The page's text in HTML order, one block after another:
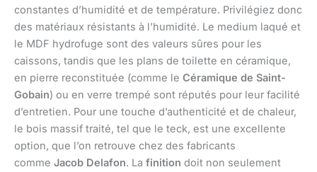
constantes d’humidité et de température. Privilégiez donc
des matériaux résistants à l’humidité. Le medium laqué et
le MDF hydrofuge sont des valeurs sûres pour les
caissons, tandis que les plans de toilette en céramique,
en pierre reconstituée (comme le Céramique de Saint-
Gobain) ou en verre trempé sont réputés pour leur facilité
d’entretien. Pour une touche d’authenticité et de chaleur,
le bois massif traité, tel que le teck, est une excellente
option, que l’on retrouve chez des fabricants
comme Jacob Delafon. La finition doit non seulement